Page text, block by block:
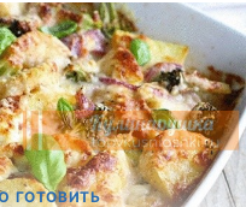
ГОТОВИТЬ